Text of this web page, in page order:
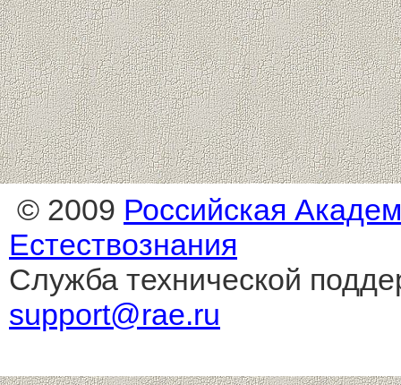
© 2009 Российская
Естествознания
Служба технической
support@rae.ru